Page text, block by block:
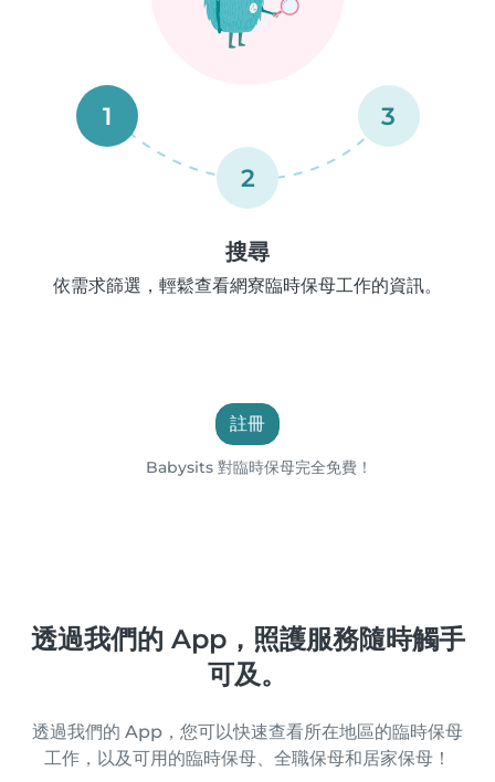
1
2
3
搜尋
依需求篩選，輕鬆查看網寮臨時保母工作的資訊。
註冊
Babysits 對臨時保母完全免費！
透過我們的 App，照護服務隨時觸手
可及。
透過我們的 App，您可以快速查看所在地區的臨時保母
工作，以及可用的臨時保母、全職保母和居家保母！